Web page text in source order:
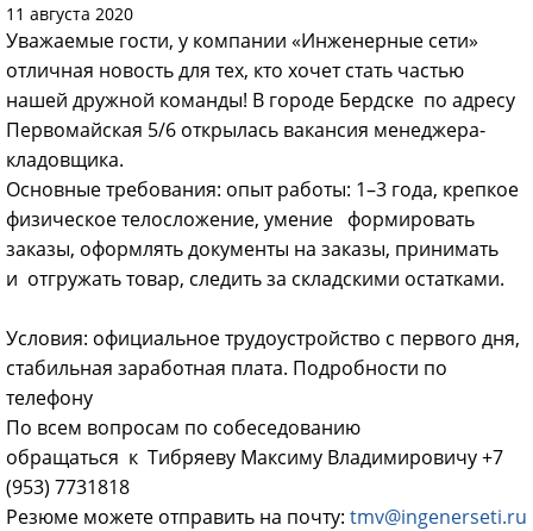
11 августа 2020
Уважаемые гости, у компании «Инженерные сети»
отличная новость для тех, кто хочет стать частью
нашей дружной команды! В городе Бердске по адресу
Первомайская 5/6 открылась вакансия менеджера-
кладовщика.
Основные требования: опыт работы: 1–3 года, крепкое
физическое телосложение, умение формировать
заказы, оформлять документы на заказы, принимать
и отгружать товар, следить за складскими остатками.
Условия: официальное трудоустройство с первого дня,
стабильная заработная плата. Подробности по
телефону
По всем вопросам по собеседованию
обращаться к Тибряеву Максиму Владимировичу +7
(953) 7731818
Резюме можете отправить на почту: tmv@ingenerseti.ru